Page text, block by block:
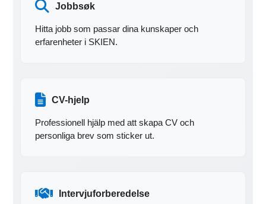
Jobbsøk
Hitta jobb som passar dina kunskaper och
erfarenheter i SKIEN.
CV-hjelp
Professionell hjälp med att skapa CV och
personliga brev som sticker ut.
Intervjuforberedelse